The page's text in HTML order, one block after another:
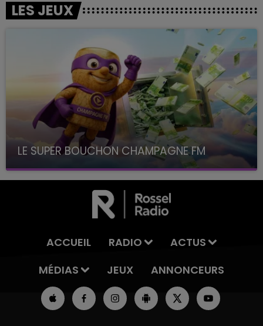
LES JEUX
LE SUPER BOUCHON CHAMPAGNE FM
avec La Famille Champagne FM, à 8H10
ACCUEIL RADIO
ACTUS
MÉDIAS
JEUX ANNONCEURS